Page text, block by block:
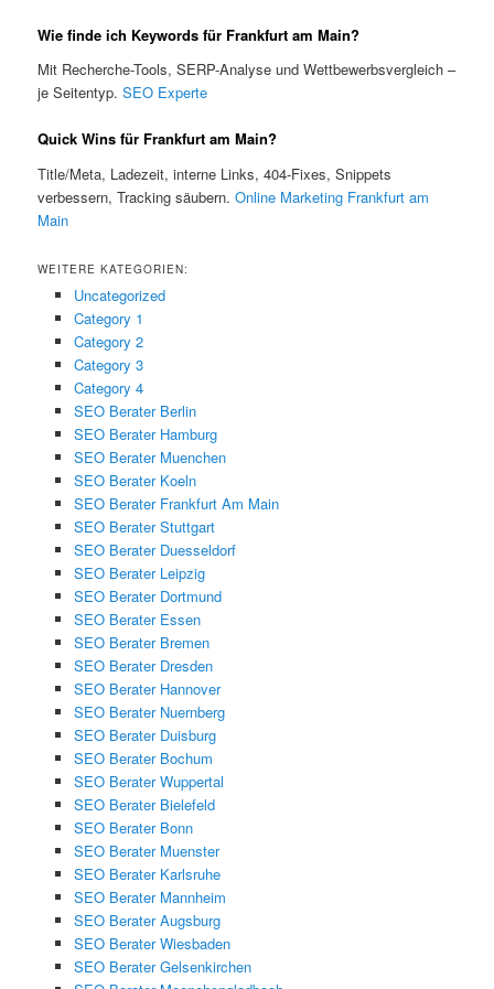
Wie finde ich Keywords für Frankfurt am Main?
Mit Recherche-Tools, SERP-Analyse und Wettbewerbsvergleich –
je Seitentyp.SEO Experte
Quick Wins für Frankfurt am Main?
Title/Meta, Ladezeit, interne Links, 404-Fixes, Snippets
verbessern, Tracking säubern.Online Marketing Frankfurt am
Main
WEITERE KATEGORIEN:
Uncategorized
Category 1
Category 2
Category 3
Category 4
SEO Berater Berlin
SEO Berater Hamburg
SEO Berater Muenchen
SEO Berater Koeln
SEO Berater Frankfurt Am Main
SEO Berater Stuttgart
SEO Berater Duesseldorf
SEO Berater Leipzig
SEO Berater Dortmund
SEO Berater Essen
SEO Berater Bremen
SEO Berater Dresden
SEO Berater Hannover
SEO Berater Nuernberg
SEO Berater Duisburg
SEO Berater Bochum
SEO Berater Wuppertal
SEO Berater Bielefeld
SEO Berater Bonn
SEO Berater Muenster
SEO Berater Karlsruhe
SEO Berater Mannheim
SEO Berater Augsburg
SEO Berater Wiesbaden
SEO Berater Gelsenkirchen